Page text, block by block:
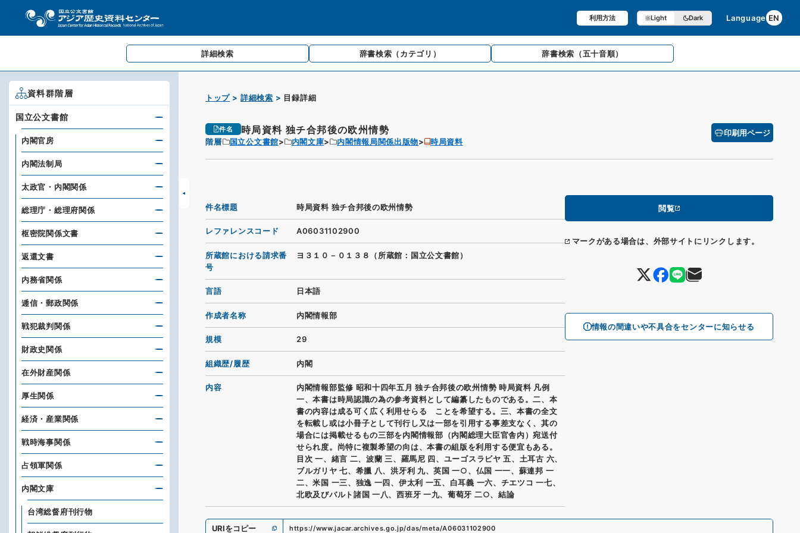
利用方法 Light Dark Language EN
詳細検索 辞書検索 （カテゴリ） 辞書検索 （五十音順）
トップ 詳細検索 目録詳細
件名 時局資料 独チ合邦後の欧州情勢
階層 国立公文書館 内閣文庫 内閣情報局関係出版物 時局資料
印刷用ページ
閲覧
マークがある場合は、外部サイトにリンクします。
情報の間違いや不具合をセンターに知らせる
件名標題 時局資料 独チ合邦後の欧州情勢
レファレンスコード A06031102900
所蔵館における請求番
号
ヨ３１０－０１３８（所蔵館：国立公文書館）
言語 日本語
作成者名称 内閣情報部
規模 29
組織歴/履歴 内閣
内容
内閣情報部監修 昭和十四年五月 独チ合邦後の欧州情勢 時局資料 凡例
一、本書は時局認識の為の参考資料として編纂したものである。二、本
書の内容は成る可く広く利用せらるゝことを希望する。三、本書の全文
を転載し或は小冊子として刊行し又は一部を引用する事差支なく、其の
場合には掲載せるもの三部を内閣情報部（内閣総理大臣官舎内）宛送付
せられ度。尚特に複製希望の向は、本書の組版を利用する便宜もある。
目次 一、緒言 二、波蘭 三、羅馬尼 四、ユーゴスラビヤ 五、土耳古 六、
ブルガリヤ 七、希臘 八、洪牙利 九、英国 一○、仏国 一一、蘇連邦 一
二、米国 一三、独逸 一四、伊太利 一五、白耳義 一六、チエツコ 一七、
北欧及びバルト諸国 一八、西班牙 一九、葡萄牙 二○、結論
URIをコピー https://www.jacar.archives.go.jp/das/meta/A06031102900
資料群階層
国立公文書館
内閣官房
内閣法制局
太政官・内閣関係
総理庁・総理府関係
枢密院関係文書
返還文書
内務省関係
逓信・郵政関係
戦犯裁判関係
財政史関係
在外財産関係
厚生関係
経済・産業関係
戦時海事関係
占領軍関係
内閣文庫
台湾総督府刊行物